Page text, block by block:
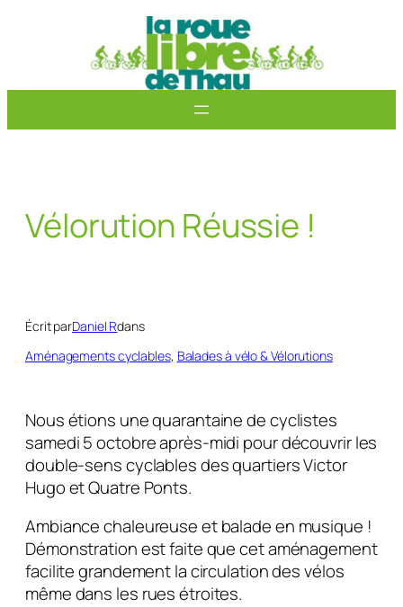
Vélorution Réussie !
Écrit parDaniel Rdans
Aménagements cyclables, Balades à vélo & Vélorutions
Nous étions une quarantaine de cyclistes
samedi 5 octobre après-midi pour découvrir les
double-sens cyclables des quartiers Victor
Hugo et Quatre Ponts.
Ambiance chaleureuse et balade en musique !
Démonstration est faite que cet aménagement
facilite grandement la circulation des vélos
même dans les rues étroites.